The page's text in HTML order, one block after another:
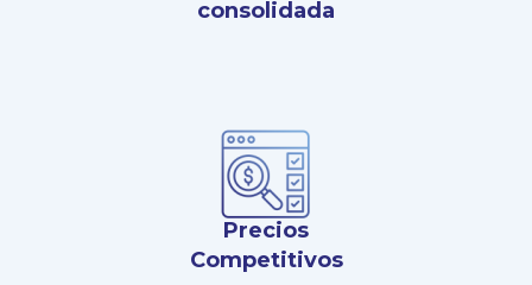
consolidada
Precios
Competitivos